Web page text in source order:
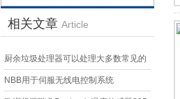
相关文章 Article
厨余垃圾处理器可以处理大多数常见的
厨余垃圾
NBB用于伺服无线电控制系统